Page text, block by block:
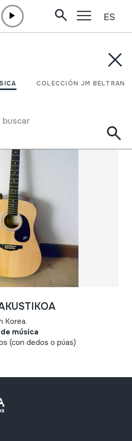
COLECCIÓN JM BELTRAN
buscar
ES
COLECCIÓN JM BELTRAN
Korea.
música
(con dedos o púas)